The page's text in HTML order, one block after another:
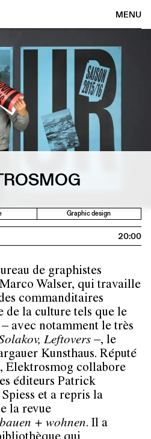
MENU
Graphic design
20:00
de graphistes
Walser, qui travaille
commanditaires
de la culture tels que le
avec notamment le très
Leftovers –, le
Kunsthaus. Réputé
Elektrosmog collabore
éditeurs Patrick
et a repris la
la revue
+ wohnen. Il a